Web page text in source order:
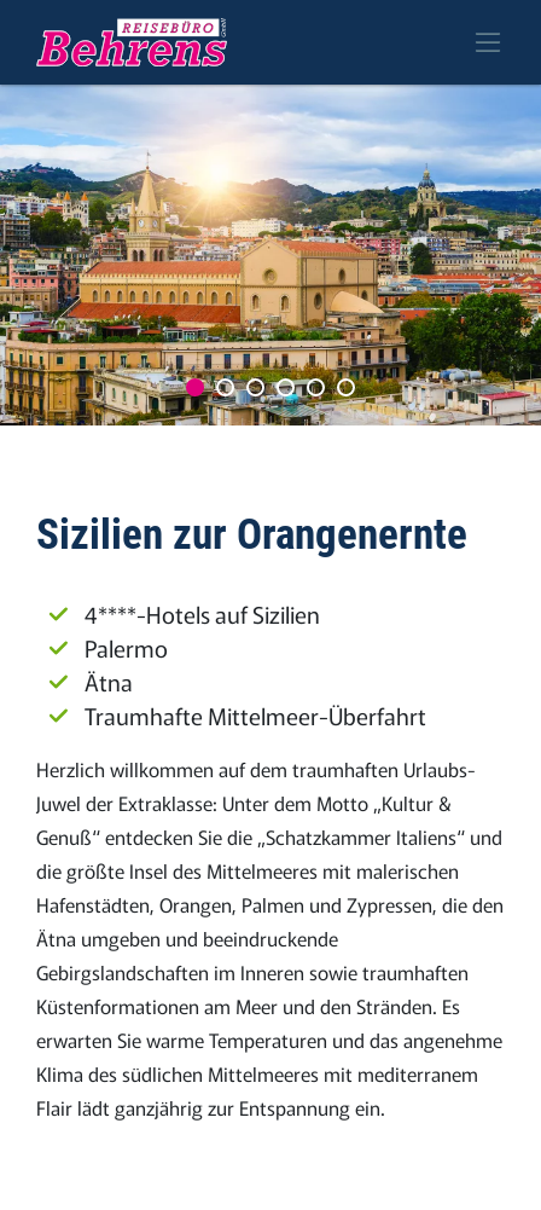
Sizilien zur Orangenernte
4****-Hotels auf Sizilien
Palermo
Ätna
Traumhafte Mittelmeer-Überfahrt
Herzlich willkommen auf dem traumhaften Urlaubs-
Juwel der Extraklasse: Unter dem Motto „Kultur &
Genuß“ entdecken Sie die „Schatzkammer Italiens“ und
die größte Insel des Mittelmeeres mit malerischen
Hafenstädten, Orangen, Palmen und Zypressen, die den
Ätna umgeben und beeindruckende
Gebirgslandschaften im Inneren sowie traumhaften
Küstenformationen am Meer und den Stränden. Es
erwarten Sie warme Temperaturen und das angenehme
Klima des südlichen Mittelmeeres mit mediterranem
Flair lädt ganzjährig zur Entspannung ein.